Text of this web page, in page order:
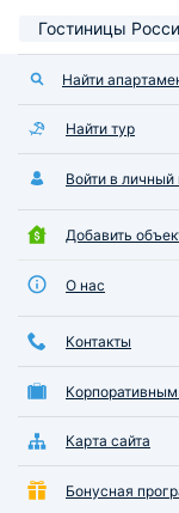
Гостиницы
Найти
Найти тур
Войти в личный
Добавить
О нас
Контакты
Карта сайта
Бонусная